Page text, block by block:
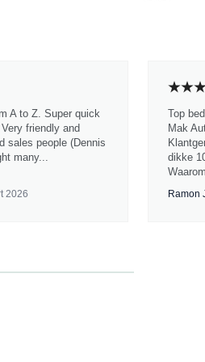
A to Z. Super quick
friendly and
sales people (Dennis
many...
2026
Top
Mak
dikke
Ramon